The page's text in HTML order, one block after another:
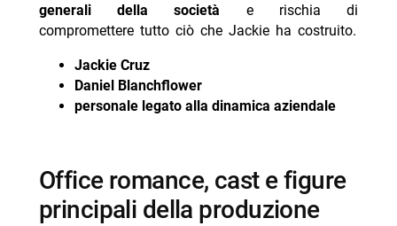
- Cecilia Rodriguez incinta? Moser scatena i rumors
- Giovanni Grazioso, brioche e fama dopo Temptation
generali della società e rischia di
compromettere tutto ciò che Jackie ha costruito.
Jackie Cruz
Daniel Blanchflower
personale legato alla dinamica aziendale
office romance, cast e figure
principali della produzione